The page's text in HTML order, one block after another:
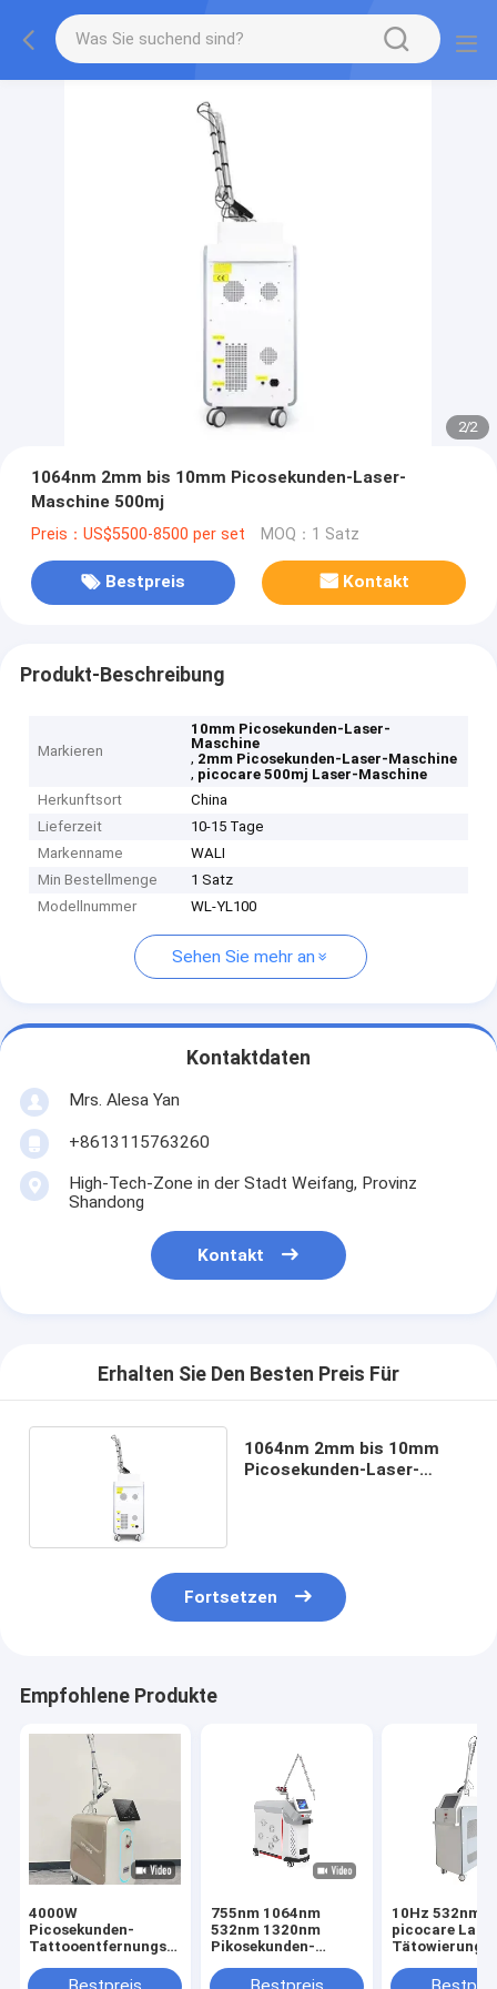
2/2
1064nm 2mm bis 10mm Picosekunden-Laser-
Maschine 500mj
Preis：US$5500-8500 per set MOQ：1 Satz
Bestpreis Kontakt
Produkt-Beschreibung
Markieren
10mm Picosekunden-Laser-
Maschine
, 2mm Picosekunden-Laser-Maschine
, picocare 500mj Laser-Maschine
Herkunftsort
China
Lieferzeit
10-15 Tage
Markenname
WALI
Min Bestellmenge
1 Satz
Modellnummer
WL-YL100
Sehen Sie mehr an
Kontaktdaten
Mrs. Alesa Yan
+8613115763260
High-Tech-Zone in der Stadt Weifang, Provinz
Shandong
Kontakt
Erhalten Sie Den Besten Preis Für
1064nm 2mm bis 10mm
Picosekunden-Laser-
Fortsetzen
Empfohlene Produkte
4000W
Picosekunden-
Tattooentfernungs-
755nm 1064nm
532nm 1320nm
Pikosekunden-
10Hz 532nm
picocare
Tätowierungs-
600ps